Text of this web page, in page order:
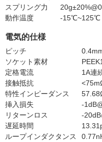
スプリング力
動作温度
-15℃~125℃
電気的仕様
ピッチ
ソケット素材
定格電流
1A連
接触抵抗
特性インピーダンス
挿入損失
-
リターンロス
-
遅延時間
ループインダクタンス